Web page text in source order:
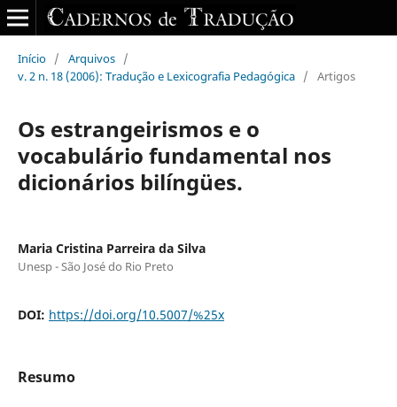
Início / Arquivos /
v. 2 n. 18 (2006): Tradução e Lexicografia Pedagógica / Artigos
Os estrangeirismos e o
vocabulário fundamental nos
dicionários bilíngües.
Maria Cristina Parreira da Silva
Unesp - São José do Rio Preto
DOI: https://doi.org/10.5007/%25x
Resumo